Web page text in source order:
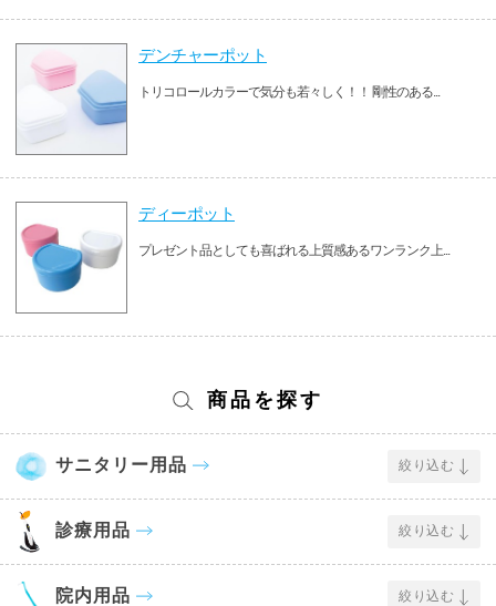
デンチャーポット
トリコロールカラーで気分も若々しく！！ 剛性のある...
ディーポット
プレゼント品としても喜ばれる上質感あるワンランク上...
商品を探す
サニタリー用品 絞り込む
診療用品 絞り込む
院内用品 絞り込む